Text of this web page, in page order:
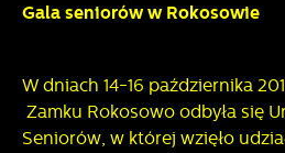
Gala seniorów w Rokosowie
W dniach 14-16 października
Zamku Rokosowo odbyła się
Seniorów, w której wzięło